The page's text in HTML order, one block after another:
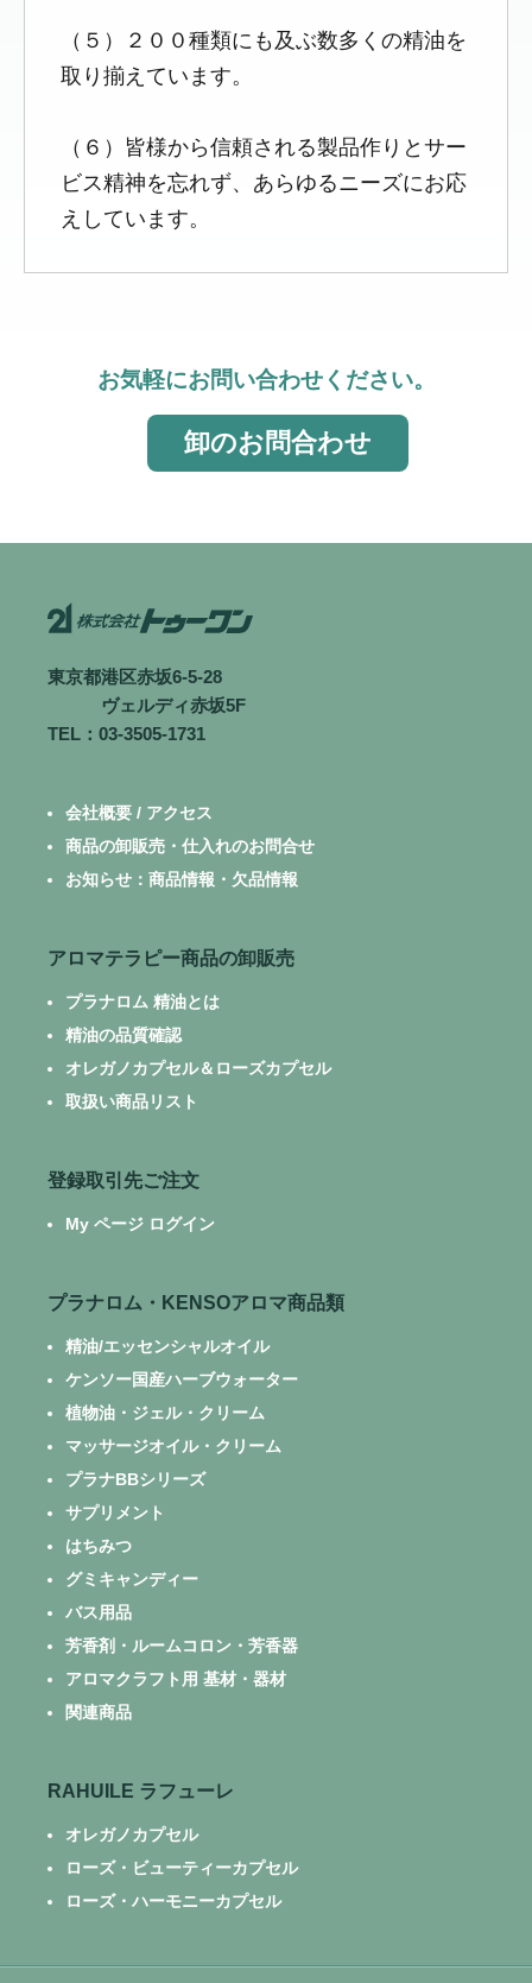
（５）２００種類にも及ぶ数多くの精油を
取り揃えています。
（６）皆様から信頼される製品作りとサー
ビス精神を忘れず、あらゆるニーズにお応
えしています。
お気軽にお問い合わせください。
卸のお問合わせ
東京都港区赤坂6-5-28
ヴェルディ赤坂5F
TEL：03-3505-1731
会社概要 / アクセス
商品の卸販売・仕入れのお問合せ
お知らせ：商品情報・欠品情報
アロマテラピー商品の卸販売
プラナロム 精油とは
精油の品質確認
オレガノカプセル＆ローズカプセル
取扱い商品リスト
登録取引先ご注文
My ページ ログイン
プラナロム・KENSOアロマ商品類
精油/エッセンシャルオイル
ケンソー国産ハーブウォーター
植物油・ジェル・クリーム
マッサージオイル・クリーム
プラナBBシリーズ
サプリメント
はちみつ
グミキャンディー
バス用品
芳香剤・ルームコロン・芳香器
アロマクラフト用 基材・器材
関連商品
RAHUILE ラフューレ
オレガノカプセル
ローズ・ビューティーカプセル
ローズ・ハーモニーカプセル